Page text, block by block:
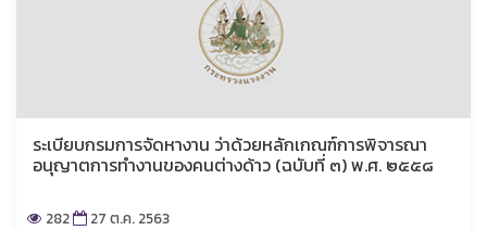
ระเบียบกรมการจัดหางาน ว่าด้วยหลักเกณฑ์การพิจารณา
อนุญาตการทำงานของคนต่างด้าว (ฉบับที่ ๓) พ.ศ. ๒๕๕๘
282 27 ต.ค. 2563